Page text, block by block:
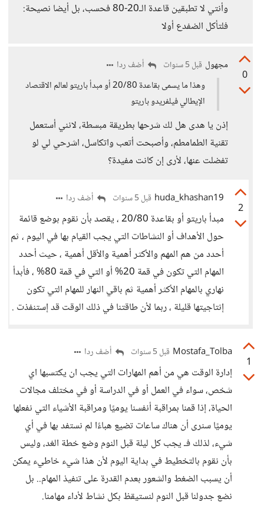
وأنتي لا تطبقين قاعدة الـ20-80 فحسب، بل أيضا نصيحة:
فلتأكل الضفدع أولا
0
مجهول قبل 5 سنوات
أضف ردا
وهذا ما يسمى بقاعدة 20/80 أو مبدأ باريتو لعالم الاقتصاد
الإيطالي فيلفريدو باريتو
إذن يا هدى هل لك شرحها بطريقة مبسطة، لانني أستعمل
تقنية الطمامطم، وأصبحت أتعب واتكاسل، اشرحي لي لو
تفضلت عنها، لأرى إن كانت مفيدة؟
2
huda_khashan19 قبل 5 سنوات أضف ردا
مبدأ باريتو أو بقاعدة 20/80 ، يقصد بأن نقوم بوضع قائمة
حول الأهداف أو النشاطات التي يجب القيام بها في اليوم ، ثم
أحدد من هم المهم والأكثر أهمية والأقل أهمية ، حيث أحدد
المهام التي تكون في قمة 20% أو التي في قمة 80% ، فأبدأ
نهاري بالمهام الأكثر أهمية ثم باقي النهار للمهام التي تكون
إنتاجيتها قليلة ، ربما لأن طاقتنا في ذلك الوقت قد إستنفذت .
1
Mostafa_Tolba قبل 5 سنوات أضف ردا
إدارة الوقت هي من أهم المهارات التي يجب ان يكتسبها اي
شخص، سواء في العمل أو في الدراسة أو في مختلف مجالات
الحياة، إذا قمنا بمراقبة أنفسنا يوميًا ومراقبة الأشياء التي نفعلها
يوميًا سنرى أن هناك ساعات تضيع هباءًا لم نستفد بها في أي
شيء، لذلك فـ يجب كل ليلة قبل النوم وضع خطة الغد، وليس
بأن نقوم بالتخطيط في بداية اليوم لأن هذا شيء خاطيء يمكن
أن يسبب الضغط والشعور بعدم القدرة على تنفيذ المهام.. بل
نضع جدولنا قبل النوم لنستيقظ بكل نشاط لأداء مهامنا.